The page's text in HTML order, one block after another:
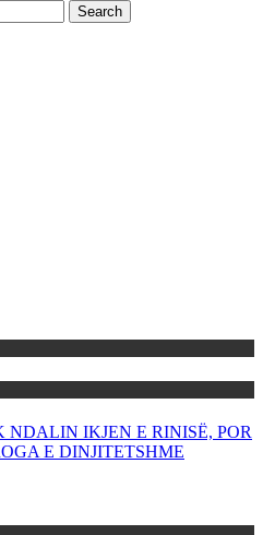
NDALIN IKJEN E RINISË, POR
E DINJITETSHME